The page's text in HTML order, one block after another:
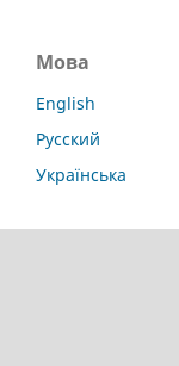
Мова
English
Русский
Українська